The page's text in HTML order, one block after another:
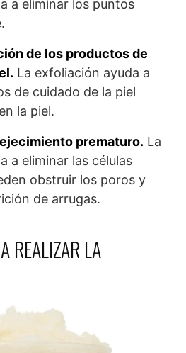
a eliminar los puntos
de los productos de
La exfoliación ayuda a
de cuidado de la piel
la piel.
prematuro. La
a eliminar las células
obstruir los poros y
de arrugas.
REALIZAR LA